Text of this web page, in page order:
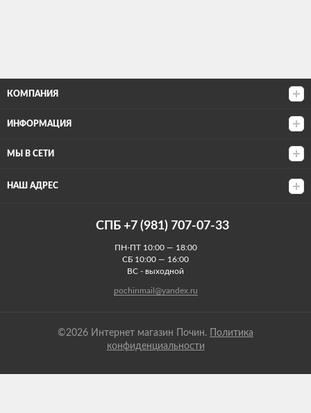
КОМПАНИЯ
ИНФОРМАЦИЯ
МЫ В СЕТИ
НАШ АДРЕС
СПБ +7 (981) 707-07-33
ПН-ПТ 10:00 — 18:00
СБ 10:00 — 16:00
ВС - выходной
pochinmail@yandex.ru
©2026 Интернет магазин Почин.
Политика
конфиденциальности